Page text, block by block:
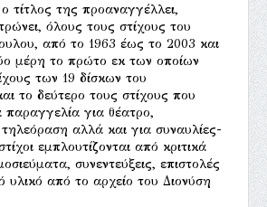
τίτλος της προαναγγέλλει,
όλους τους στίχους του
από το 1963 έως το 2003 και
μέρη το πρώτο εκ των οποίων
των 19 δίσκων του
το δεύτερο τους στίχους που
για θέατρο,
αλλά και για συναυλίες-
εμπλουτίζονται από κριτικά
συνεντεύξεις, επιστολές
υλικό από το αρχείο του Διονύση